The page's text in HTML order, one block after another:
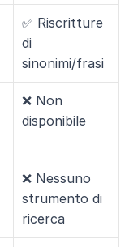
✅ Riscritture
di
sinonimi/frasi
❌ Non
disponibile
❌ Nessuno
strumento di
ricerca